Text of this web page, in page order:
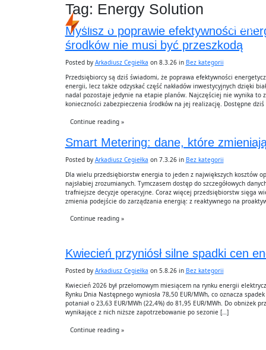
Usługi
Tag: Energy Solution
Myślisz o poprawie efektywności
środków nie musi być przeszkodą
Posted by Arkadiusz Cegiełka on 8.3.26 in Bez kategorii
Przedsiębiorcy są dziś świadomi, że poprawa efektywności
energii, lecz także odzyskać część nakładów inwestycyjnych dzięki
nadal pozostaje jedynie na etapie planów. Najczęściej nie wynika to
konieczności zabezpieczenia środków na jej realizację. Dostępne
Continue reading »
Smart Metering: dane, które
Posted by Arkadiusz Cegiełka on 7.3.26 in Bez kategorii
Dla wielu przedsiębiorstw energia to jeden z największych kosztów
najsłabiej zrozumianych. Tymczasem dostęp do szczegółowych
trafniejsze decyzje operacyjne. Coraz więcej przedsiębiorstw sięga
zmienia podejście do zarządzania energią: z reaktywnego na
Continue reading »
Kwiecień przyniósł silne spadki cen
Posted by Arkadiusz Cegiełka on 5.8.26 in Bez kategorii
Kwiecień 2026 był przełomowym miesiącem na rynku energii
Rynku Dnia Następnego wyniosła 78,50 EUR/MWh, co oznacza
potaniał o 23,63 EUR/MWh (22,4%) do 81,95 EUR/MWh. Do obniżek
wynikające z nich niższe zapotrzebowanie po sezonie […]
Continue reading »